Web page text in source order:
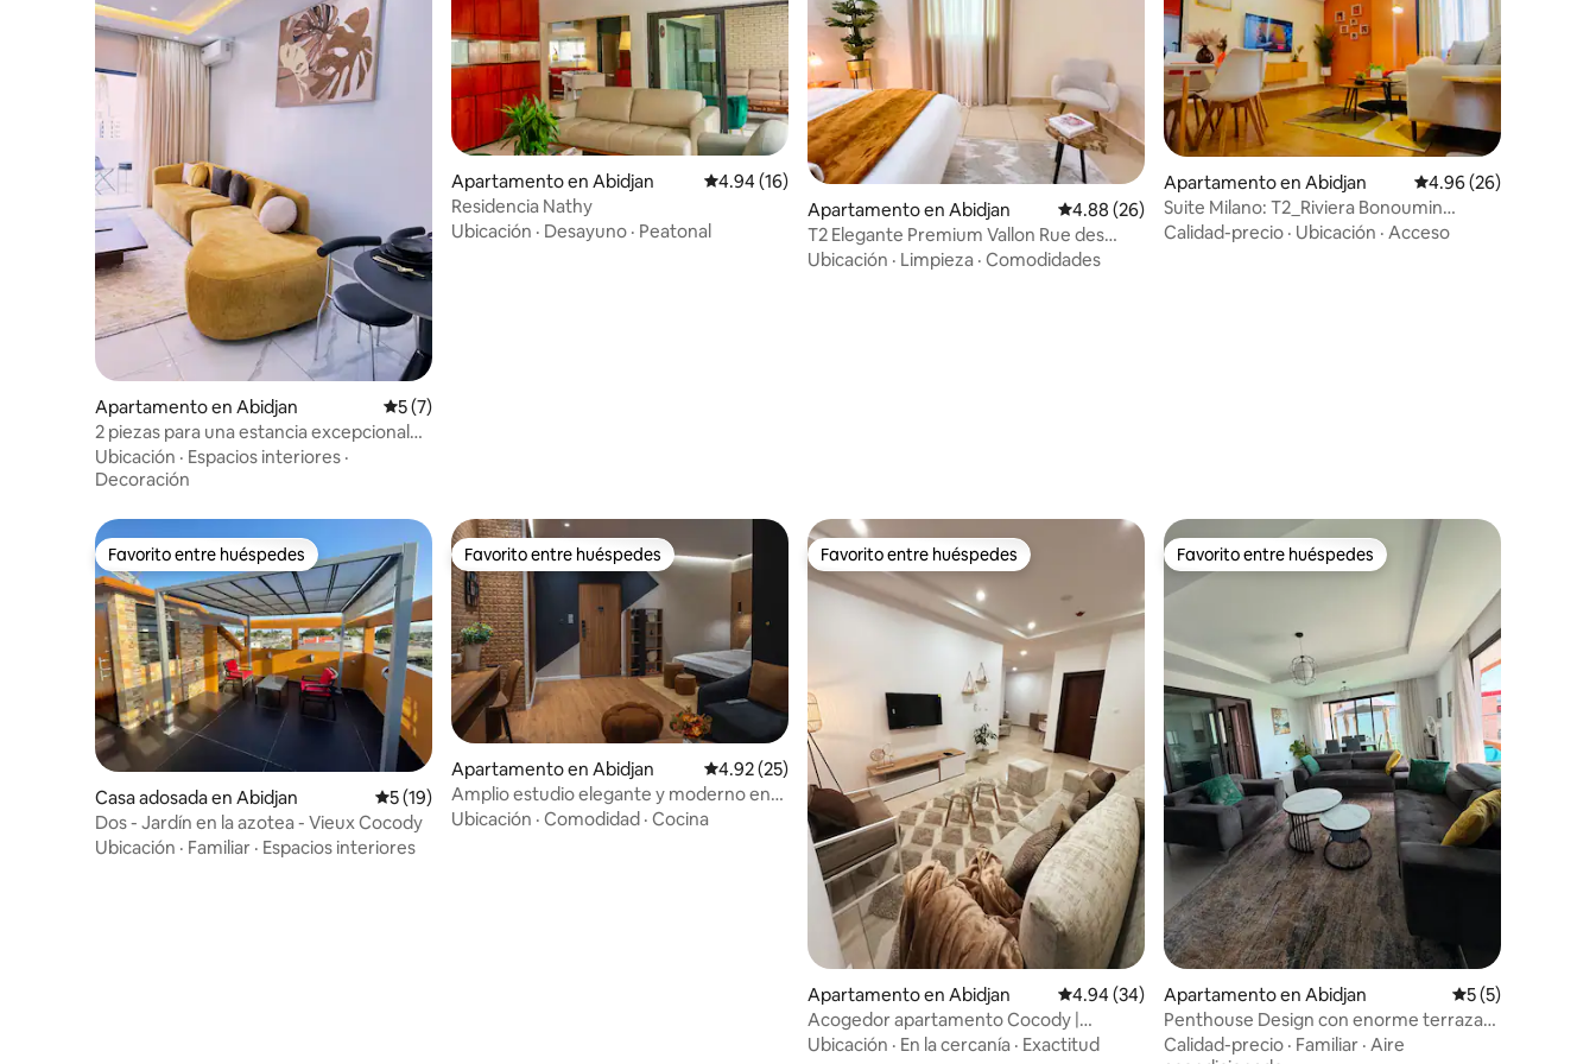
Apartamento en Abidjan Calificación promedio: 5 de 5, 7 reseñas
5 (7)
2 piezas para una estancia excepcional
en Bonoumin
Ubicación · Espacios interiores ·
Decoración
Apartamento en Abidjan Calificación promedio: 4.94 de 5, 16 reseñas
4.94 (16)
Residencia Nathy
Ubicación · Desayuno · Peatonal
Apartamento en Abidjan Calificación promedio: 4.88 de 5, 26 reseñas
4.88 (26)
T2 Elegante Premium Vallon Rue des
Jardins Wifi rápido
Ubicación · Limpieza · Comodidades
Apartamento en Abidjan Calificación
4.96 (26)
Suite Milano: T2_Riviera Bonoumin
Neuf/Abidjan Mall
Calidad-precio · Ubicación · Acceso
Favorito entre huéspedes
Favorito entre huéspedes
Casa adosada en Abidjan Calificación promedio: 5 de 5, 19 reseñas
5 (19)
Dos - Jardín en la azotea - Vieux Cocody
Ubicación · Familiar · Espacios interiores
Favorito entre huéspedes
Favorito entre huéspedes
Apartamento en Abidjan Calificación promedio: 4.92 de 5, 25 reseñas
4.92 (25)
Amplio estudio elegante y moderno en
Bietry
Ubicación · Comodidad · Cocina
Favorito entre huéspedes
Favorito entre huéspedes
Apartamento en Abidjan Calificación promedio: 4.94 de 5, 34 reseñas
4.94 (34)
Acogedor apartamento Cocody |
ascensor y wifi
Ubicación · En la cercanía · Exactitud
Favorito entre huéspedes
Favorito entre huéspedes
Apartamento en Abidjan Calificación
5 (5)
Penthouse Design con enorme terraza
privada
Calidad-precio · Familiar · Aire